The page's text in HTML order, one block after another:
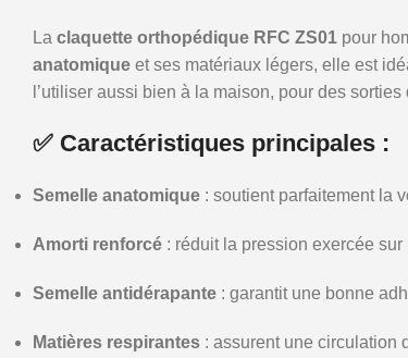
La claquette orthopédique RFC ZS01 pour
anatomique et ses matériaux légers, elle est
l’utiliser aussi bien à la maison, pour des
✅ Caractéristiques principales :
Semelle anatomique : soutient parfaitement la
Amorti renforcé : réduit la pression exercée
Semelle antidérapante : garantit une bonne
Matières respirantes : assurent une circulation